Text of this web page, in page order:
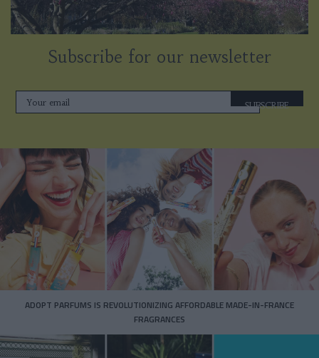
Subscribe for our newsletter
SUBSCRIBE
ADOPT PARFUMS IS REVOLUTIONIZING AFFORDABLE MADE-IN-FRANCE
FRAGRANCES